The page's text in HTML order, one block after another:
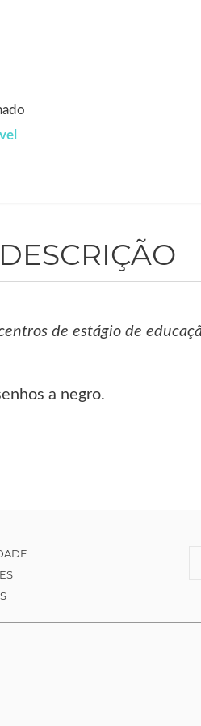
DESCRIÇÃO
de estágio de
a negro.